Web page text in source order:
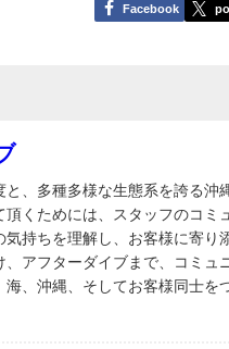
Facebook
と、多種多様な生態系を誇る沖
頂くためには、スタッフのコ
気持ちを理解し、お客様に寄り
、アフターダイブまで、コミュ
海、沖縄、そしてお客様同士を